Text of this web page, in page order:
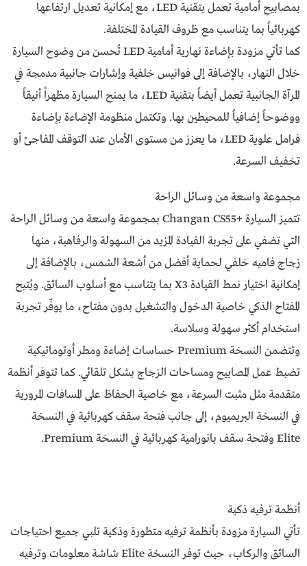
بمصابيح أمامية تعمل بتقنية LED، مع إمكانية تعديل ارتفاعها
كهربائياً بما يتناسب مع ظروف القيادة المختلفة.
كما تأتي مزودة بإضاءة نهارية أمامية LED تُحسن من وضوح السيارة
خلال النهار، بالإضافة إلى فوانيس خلفية وإشارات جانبية مدمجة في
المرآة الجانبية تعمل أيضاً بتقنية LED، ما يمنح السيارة مظهراً أنيقاً
ووضوحاً إضافياً للمحيطين بها. وتكتمل منظومة الإضاءة بإضاءة
فرامل علوية LED، ما يعزز من مستوى الأمان عند التوقف المفاجئ أو
تخفيف السرعة.
مجموعة واسعة من وسائل الراحة
تتميز السيارة +Changan CS55 بمجموعة واسعة من وسائل الراحة
التي تضفي على تجربة القيادة المزيد من السهولة والرفاهية، منها
زجاج فاميه خلفي لحماية أفضل من أشعة الشمس، بالإضافة إلى
إمكانية اختيار نمط القيادة X3 بما يتناسب مع أسلوب السائق. ويُتيح
المفتاح الذكي خاصية الدخول والتشغيل بدون مفتاح، ما يوفّر تجربة
استخدام أكثر سهولة وسلاسة.
وتتضمن النسخة Premium حساسات إضاءة ومطر أوتوماتيكية
تضبط عمل المصابيح ومساحات الزجاج بشكل تلقائي. كما تتوفر أنظمة
متقدمة مثل مثبت السرعة، مع خاصية الحفاظ على المسافات المرورية
في النسخة البريميوم، إلى جانب فتحة سقف كهربائية في النسخة
Elite وفتحة سقف بانورامية كهربائية في النسخة Premium.
أنظمة ترفيه ذكية
تأتي السيارة مزودة بأنظمة ترفيه متطورة وذكية تلبي جميع احتياجات
السائق والركاب، حيث توفر النسخة Elite شاشة معلومات وترفيه